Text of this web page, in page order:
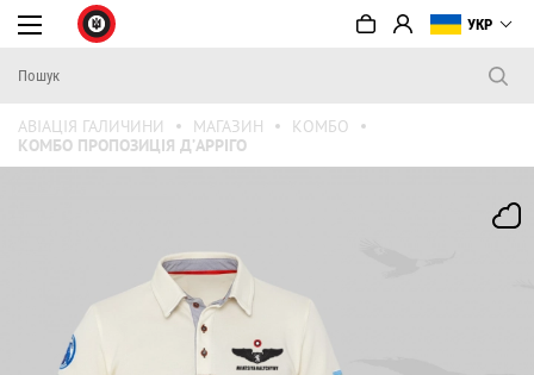
УКР
АВІАЦІЯ ГАЛИЧИНИ МАГАЗИН
КОМБО
КОМБО ПРОПОЗИЦІЯ Д’АРРІГО